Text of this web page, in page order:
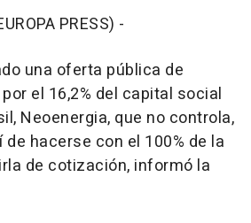
PRESS) -
una oferta pública de
el 16,2% del capital social
Neoenergia, que no controla,
hacerse con el 100% de la
de cotización, informó la